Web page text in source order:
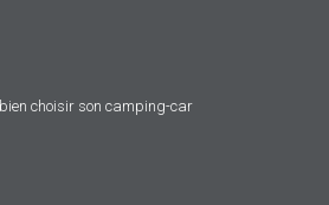
choisir son camping-car